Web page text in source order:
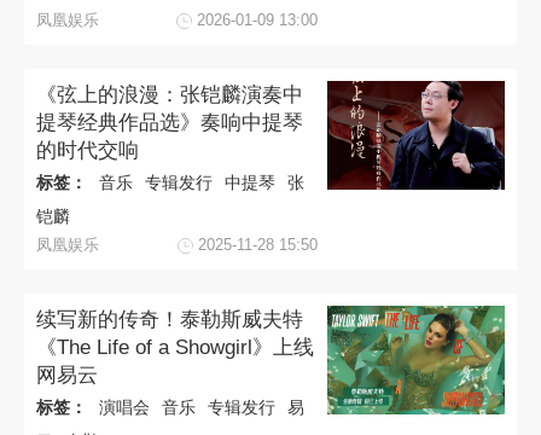
凤凰娱乐 2026-01-09 13:00
《弦上的浪漫：张铠麟演奏中
提琴经典作品选》奏响中提琴
的时代交响
标签： 音乐 专辑发行 中提琴
张
铠麟
凤凰娱乐 2025-11-28 15:50
续写新的传奇！泰勒斯威夫特
《The Life of a Showgirl》上线
网易云
标签： 演唱会 音乐 专辑发行
易